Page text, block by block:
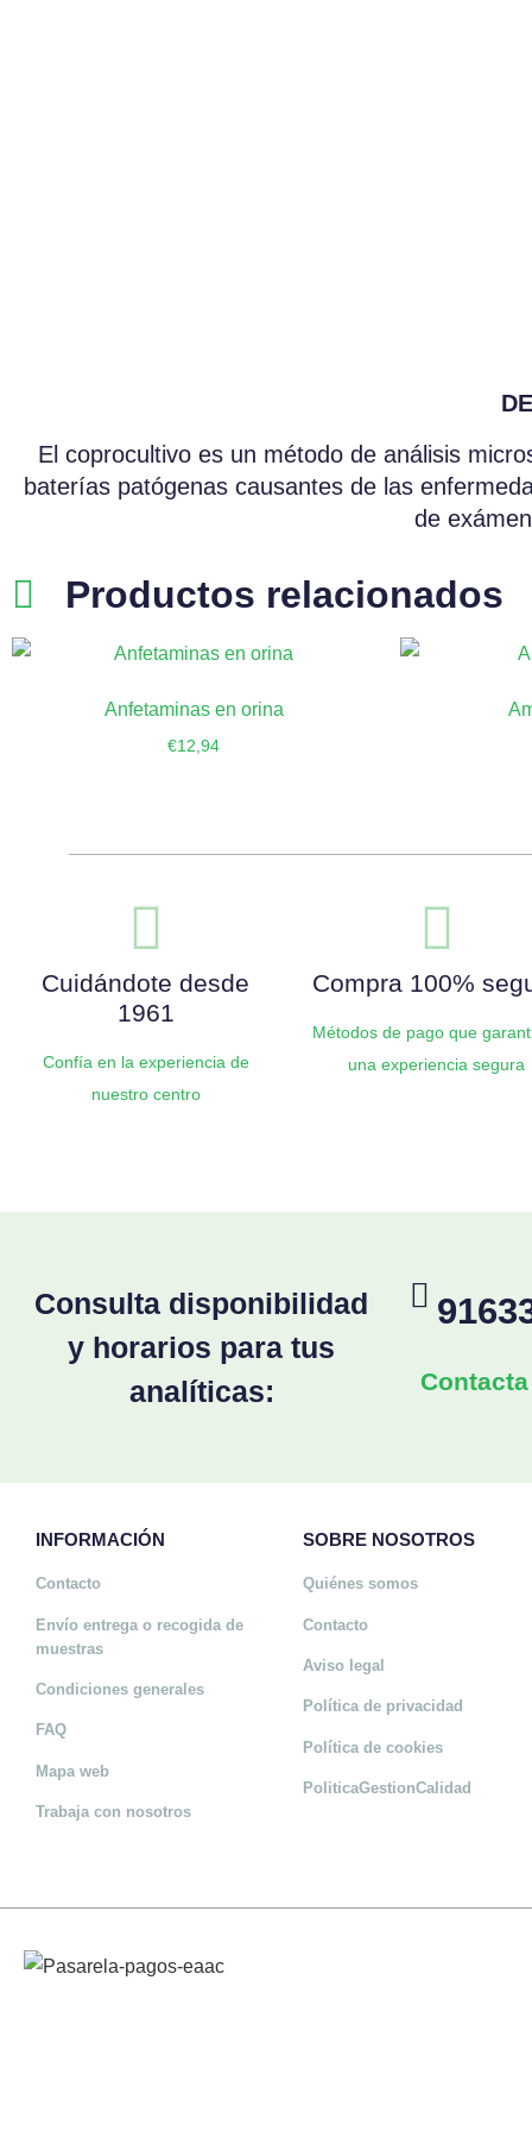
El coprocultivo es un método de análisis
baterías patógenas causantes de las
de
Productos relacionados
Anfetaminas en orina
€12,94
Cuidándote desde
1961
Confía en la experiencia de
nuestro centro
Compra 100%
Métodos de pago que
una experiencia segura
Consulta disponibilidad
y horarios para tus
analíticas:
INFORMACIÓN
Contacto
Envío entrega o recogida de
muestras
Condiciones generales
FAQ
Mapa web
Trabaja con nosotros
SOBRE NOSOTROS
Quiénes somos
Contacto
Aviso legal
Política de privacidad
Política de cookies
PoliticaGestionCalidad